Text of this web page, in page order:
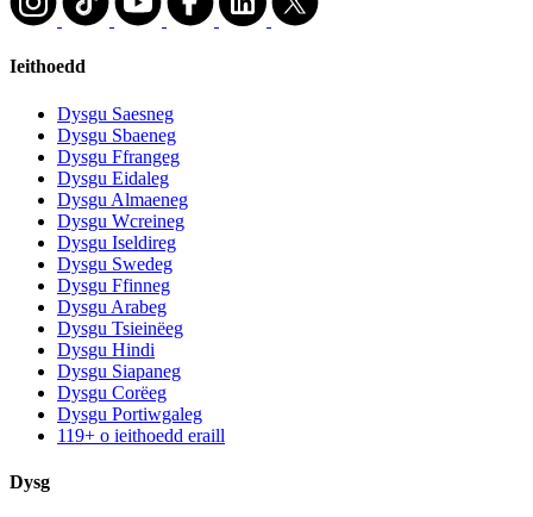
Ieithoedd
Dysgu Saesneg
Dysgu Sbaeneg
Dysgu Ffrangeg
Dysgu Eidaleg
Dysgu Almaeneg
Dysgu Wcreineg
Dysgu Iseldireg
Dysgu Swedeg
Dysgu Ffinneg
Dysgu Arabeg
Dysgu Tsieinëeg
Dysgu Hindi
Dysgu Siapaneg
Dysgu Corëeg
Dysgu Portiwgaleg
119+ o ieithoedd eraill
Dysg